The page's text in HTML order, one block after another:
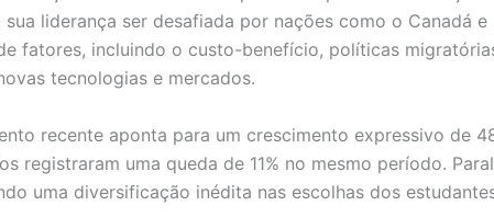
sua liderança ser desafiada por nações como o Canadá
fatores, incluindo o custo-benefício, políticas
tecnologias e mercados.
recente aponta para um crescimento expressivo de
registraram uma queda de 11% no mesmo período.
uma diversificação inédita nas escolhas dos